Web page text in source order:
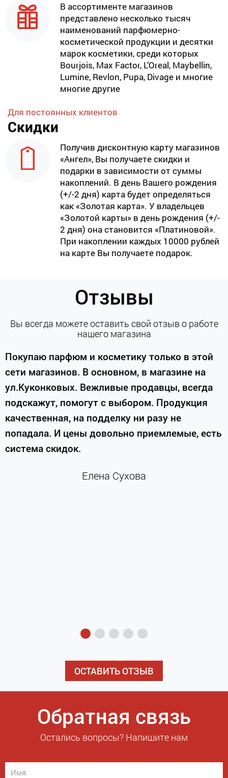
В ассортименте магазинов
представлено несколько тысяч
наименований парфюмерно-
косметической продукции и десятки
марок косметики, среди которых
Bourjois, Max Factor, L’Oreal, Maybellin,
Lumine, Revlon, Pupa, Divage и многие
многие другие
Для постоянных клиентов
Скидки
Получив дисконтную карту магазинов
«Ангел», Вы получаете скидки и
подарки в зависимости от суммы
накоплений. В день Вашего рождения
(+/-2 дня) карта будет определяться
как «Золотая карта». У владельцев
«Золотой карты» в день рождения (+/-
2 дня) она становится «Платиновой».
При накоплении каждых 10000 рублей
на карте Вы получаете подарок.
Отзывы
Вы всегда можете оставить свой отзыв о работе
нашего магазина
Покупаю парфюм и косметику только в этой
сети магазинов. В основном, в магазине на
ул.Куконковых. Вежливые продавцы, всегда
подскажут, помогут с выбором. Продукция
качественная, на подделку ни разу не
попадала. И цены довольно приемлемые, есть
система скидок.
Елена Сухова
ОСТАВИТЬ ОТЗЫВ
Обратная связь
Остались вопросы? Напишите нам